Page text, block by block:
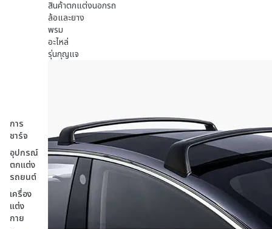
การ
ชาร์จ
อุปกรณ์
ตกแต่ง
รถยนต์
เครื่อง
แต่ง
กาย
สินค้าตกแต่งนอกรถ
ล้อและยาง
พรม
อะไหล่
รุ่นกุญแจ